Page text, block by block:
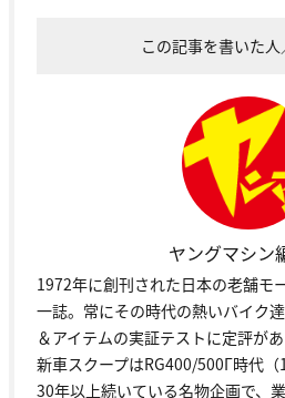
この記事を書いた
ヤングマシン
1972年に創刊された日本の老舗モ
一誌。常にその時代の熱いバイク
＆アイテムの実証テストに定評が
新車スクープはRG400/500Γ時代
30年以上続いている名物企画で、